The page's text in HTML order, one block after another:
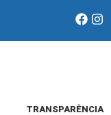
TRANSPARÊNCIA